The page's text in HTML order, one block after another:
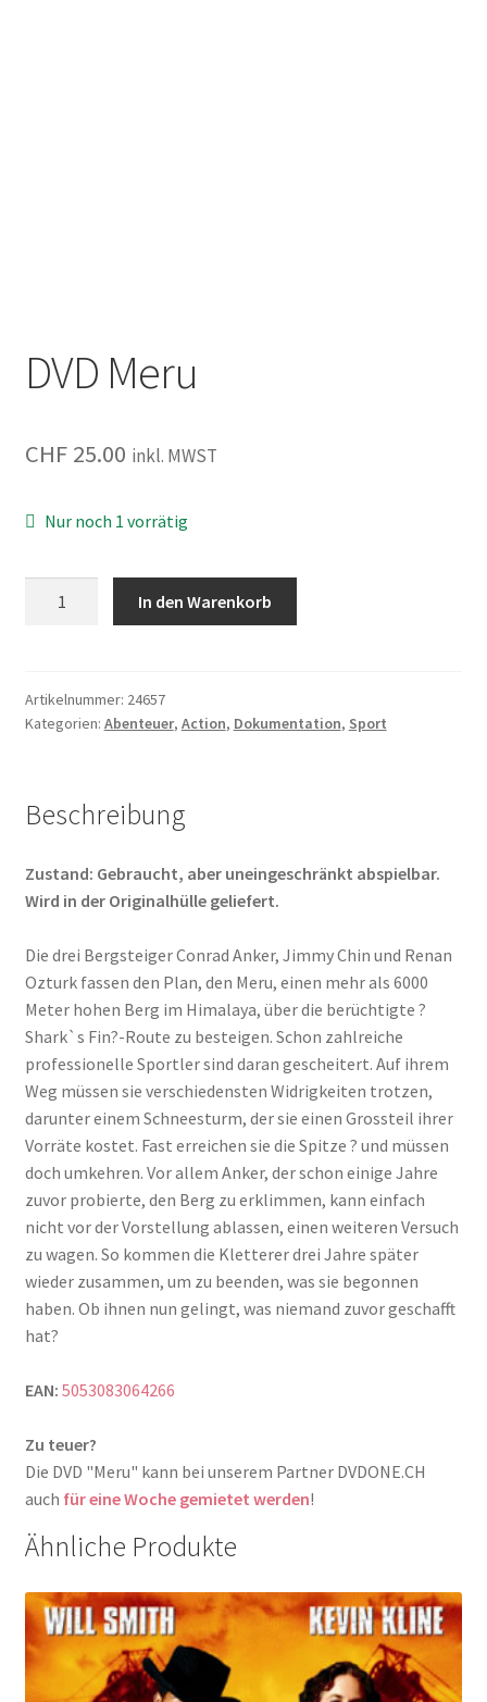
DVD Meru
CHF25.00 inkl. MWST
Nur noch 1 vorrätig
In den Warenkorb
Artikelnummer: 24657
Kategorien: Abenteuer, Action, Dokumentation, Sport
Beschreibung
Zustand: Gebraucht, aber uneingeschränkt abspielbar.
Wird in der Originalhülle geliefert.
Die drei Bergsteiger Conrad Anker, Jimmy Chin und Renan
Ozturk fassen den Plan, den Meru, einen mehr als 6000
Meter hohen Berg im Himalaya, über die berüchtigte ?
Shark`s Fin?-Route zu besteigen. Schon zahlreiche
professionelle Sportler sind daran gescheitert. Auf ihrem
Weg müssen sie verschiedensten Widrigkeiten trotzen,
darunter einem Schneesturm, der sie einen Grossteil ihrer
Vorräte kostet. Fast erreichen sie die Spitze ? und müssen
doch umkehren. Vor allem Anker, der schon einige Jahre
zuvor probierte, den Berg zu erklimmen, kann einfach
nicht vor der Vorstellung ablassen, einen weiteren Versuch
zu wagen. So kommen die Kletterer drei Jahre später
wieder zusammen, um zu beenden, was sie begonnen
haben. Ob ihnen nun gelingt, was niemand zuvor geschafft
hat?
EAN: 5053083064266
Zu teuer?
Die DVD "Meru" kann bei unserem Partner DVDONE.CH
auch für eine Woche gemietet werden!
Ähnliche Produkte